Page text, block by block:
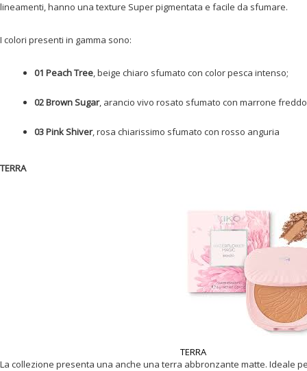
lineamenti, hanno una texture Super pigmentata e facile da sfumare.
I colori presenti in gamma sono:
01 Peach Tree, beige chiaro sfumato con color pesca intenso;
02 Brown Sugar, arancio vivo rosato sfumato con marrone
03 Pink Shiver, rosa chiarissimo sfumato con rosso anguria
TERRA
TERRA
La collezione presenta una anche una terra abbronzante matte. Ideale